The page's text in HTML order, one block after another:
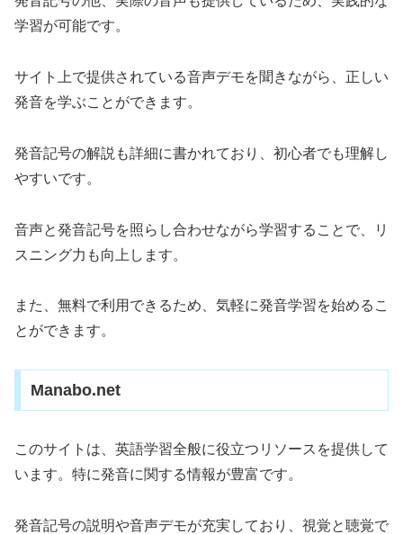
学習が可能です。
サイト上で提供されている音声デモを聞きながら、正しい
発音を学ぶことができます。
発音記号の解説も詳細に書かれており、初心者でも理解し
やすいです。
音声と発音記号を照らし合わせながら学習することで、リ
スニング力も向上します。
また、無料で利用できるため、気軽に発音学習を始めるこ
とができます。
Manabo.net
このサイトは、英語学習全般に役立つリソースを提供して
います。特に発音に関する情報が豊富です。
発音記号の説明や音声デモが充実しており、視覚と聴覚で